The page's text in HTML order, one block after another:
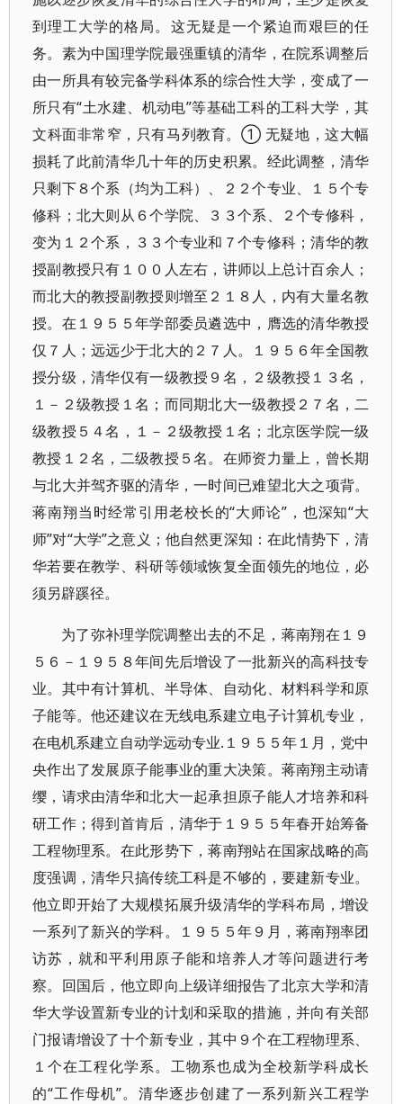
到理工大学的格局。这无疑是一个紧迫而艰巨的任
务。素为中国理学院最强重镇的清华，在院系调整后
由一所具有较完备学科体系的综合性大学，变成了一
所只有“土水建、机动电”等基础工科的工科大学，其
文科面非常窄，只有马列教育。① 无疑地，这大幅
损耗了此前清华几十年的历史积累。经此调整，清华
只剩下８个系（均为工科）、２２个专业、１５个专
修科；北大则从６个学院、３３个系、２个专修科，
变为１２个系，３３个专业和７个专修科；清华的教
授副教授只有１００人左右，讲师以上总计百余人；
而北大的教授副教授则增至２１８人，内有大量名教
授。在１９５５年学部委员遴选中，膺选的清华教授
仅７人；远远少于北大的２７人。１９５６年全国教
授分级，清华仅有一级教授９名，２级教授１３名，
１－２级教授１名；而同期北大一级教授２７名，二
级教授５４名，１－２级教授１名；北京医学院一级
教授１２名，二级教授５名。在师资力量上，曾长期
与北大并驾齐驱的清华，一时间已难望北大之项背。
蒋南翔当时经常引用老校长的“大师论”，也深知“大
师”对“大学”之意义；他自然更深知：在此情势下，清
华若要在教学、科研等领域恢复全面领先的地位，必
须另辟蹊径。
为了弥补理学院调整出去的不足，蒋南翔在１９
５６－１９５８年间先后增设了一批新兴的高科技专
业。其中有计算机、半导体、自动化、材料科学和原
子能等。他还建议在无线电系建立电子计算机专业，
在电机系建立自动学远动专业.１９５５年１月，党中
央作出了发展原子能事业的重大决策。蒋南翔主动请
缨，请求由清华和北大一起承担原子能人才培养和科
研工作；得到首肯后，清华于１９５５年春开始筹备
工程物理系。在此形势下，蒋南翔站在国家战略的高
度强调，清华只搞传统工科是不够的，要建新专业。
他立即开始了大规模拓展升级清华的学科布局，增设
一系列了新兴的学科。１９５５年９月，蒋南翔率团
访苏，就和平利用原子能和培养人才等问题进行考
察。回国后，他立即向上级详细报告了北京大学和清
华大学设置新专业的计划和采取的措施，并向有关部
门报请增设了十个新专业，其中９个在工程物理系、
１个在工程化学系。工物系也成为全校新学科成长
的“工作母机”。清华逐步创建了一系列新兴工程学